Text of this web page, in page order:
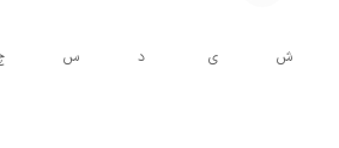
ش ی د س